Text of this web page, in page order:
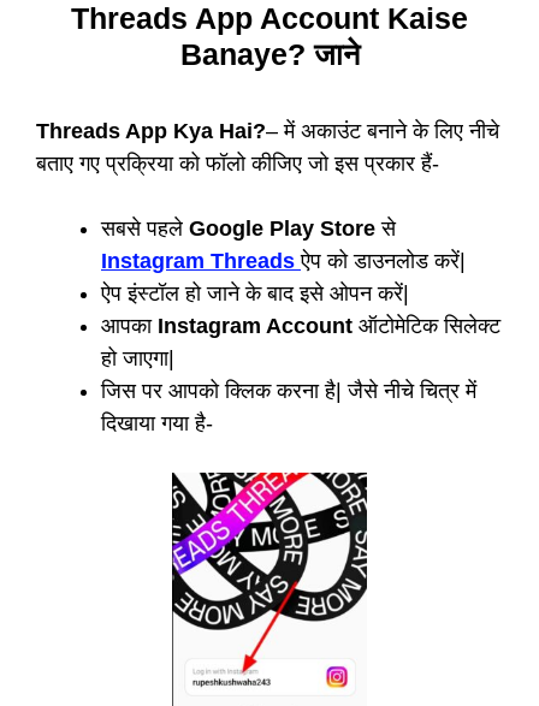
Threads App Account Kaise
Banaye? जाने
Threads App Kya Hai?– में अकाउंट बनाने के लिए नीचे
बताए गए प्रक्रिया को फॉलो कीजिए जो इस प्रकार हैं-
सबसे पहले Google Play Storeसे
Instagram Threadsऐप को डाउनलोड करें|
ऐप इंस्टॉल हो जाने के बाद इसे ओपन करें|
आपका Instagram Account ऑटोमेटिक सिलेक्ट
हो जाएगा|
जिस पर आपको क्लिक करना है| जैसे नीचे चित्र में
दिखाया गया है-